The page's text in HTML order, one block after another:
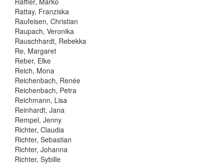
Rattay, Franziska
Raufeisen, Christian
Raupach, Veronika
Rauschhardt, Rebekka
Re, Margaret
Reber, Elke
Reich, Mona
Reichenbach, Renée
Reichenbach, Petra
Reichmann, Lisa
Reinhardt, Jana
Rempel, Jenny
Richter, Claudia
Richter, Sebastian
Richter, Johanna
Richter, Sybille